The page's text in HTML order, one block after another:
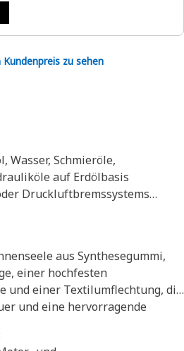
zu sehen
Wasser, Schmieröle,
auf Erdölbasis
Druckluftbremssystems
aus Synthesegummi,
einer hochfesten
und einer Textilumflechtung, die
und eine hervorragende